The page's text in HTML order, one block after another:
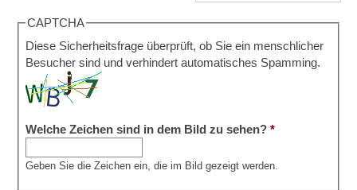
CAPTCHA
Diese Sicherheitsfrage überprüft, ob Sie ein menschlicher
Besucher sind und verhindert automatisches Spamming.
Welche Zeichen sind in dem Bild zu sehen? *
Geben Sie die Zeichen ein, die im Bild gezeigt werden.